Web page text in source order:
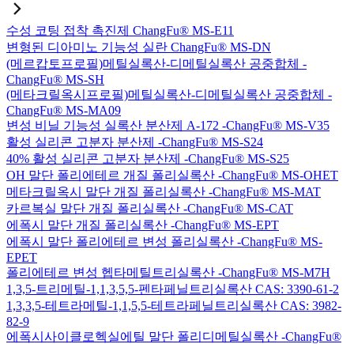
수성 코팅 접착 촉진제 ChangFu® MS-E11
변형된 디아미노 기능성 실란 ChangFu® MS-DN
(메르캅토프로필)메틸실록산-디메틸실록산 공중합체 -
ChangFu® MS-SH
(메타크릴옥시프로필)메틸실록산-디메틸실록산 공중합체 -
ChangFu® MS-MA09
변성 비닐 기능성 실록산 분산제 A-172 -ChangFu® MS-V35
활성 실리콘 고분자 분산제 -ChangFu® MS-S24
40% 활성 실리콘 고분자 분산제 -ChangFu® MS-S25
OH 말단 폴리에테르 개질 폴리실록산 -ChangFu® MS-OHET
메타크릴옥시 말단 개질 폴리실록산 -ChangFu® MS-MAT
카르복실 말단 개질 폴리실록산 -ChangFu® MS-CAT
에폭시 말단 개질 폴리실록산 -ChangFu® MS-EPT
에폭시 말단 폴리에테르 변성 폴리실록산 -ChangFu® MS-
EPET
폴리에테르 변성 헵타메틸트리실록산 -ChangFu® MS-M7H
1,3,5-트리메틸-1,1,3,5,5-펜타페닐트리실록산 CAS: 3390-61-2
1,3,3,5-테트라메틸-1,1,5,5-테트라페닐트리실록산 CAS: 3982-
82-9
에폭시사이클로헥실에틸 말단 폴리디메틸실록산 -ChangFu®